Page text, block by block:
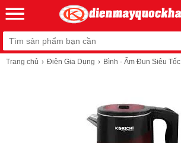
Trang chủ Điện Gia Dụng Bình - Ấm Đun Siêu Tốc